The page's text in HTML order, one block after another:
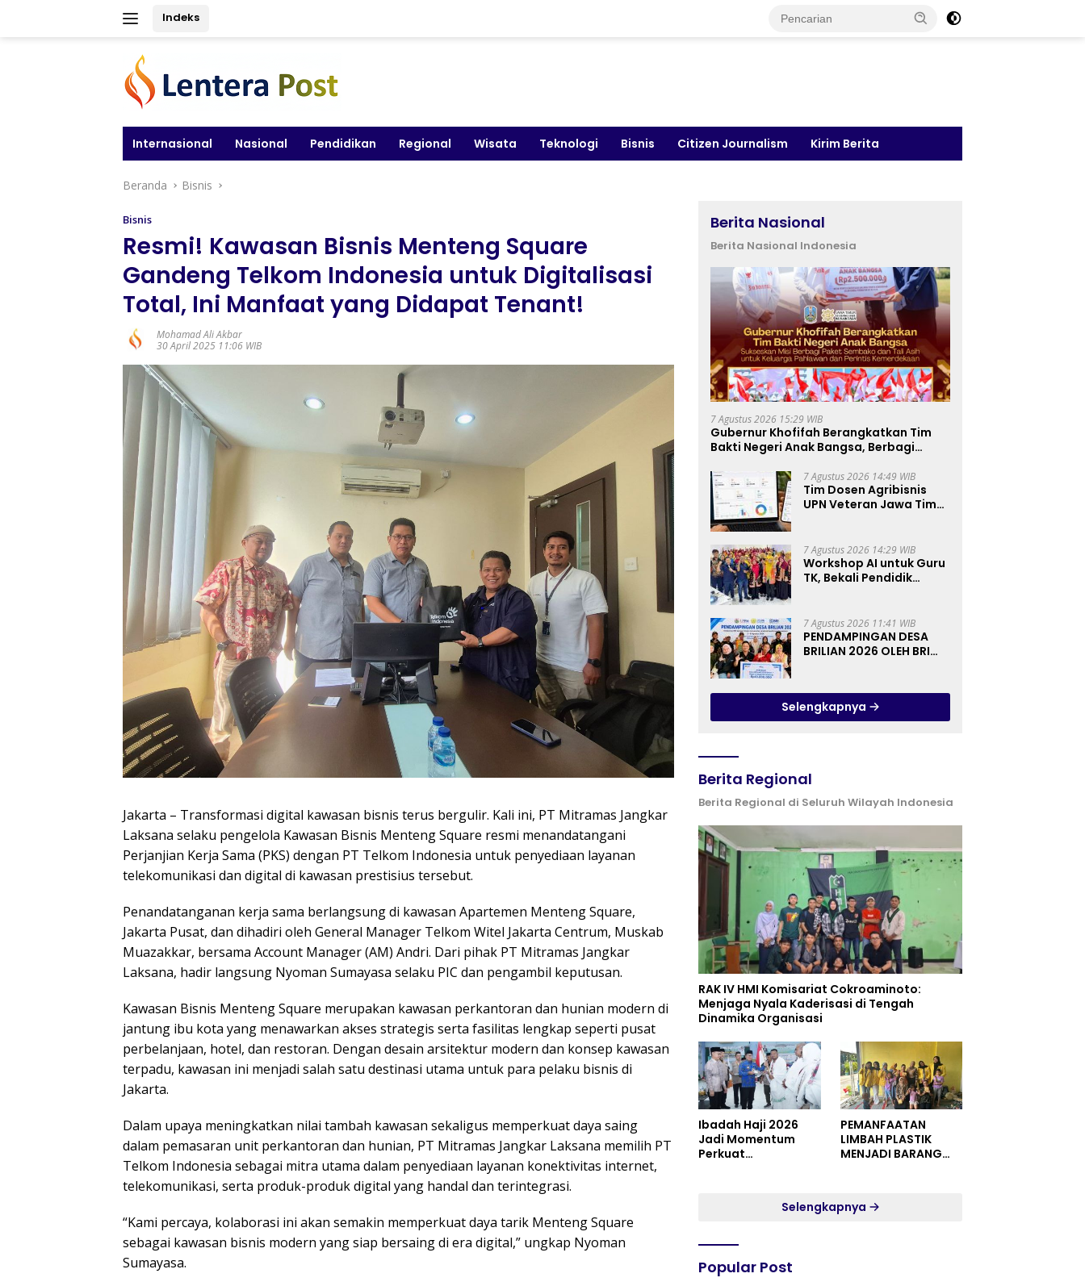
Indeks
Internasional Nasional Pendidikan Regional Wisata Teknologi Bisnis Citizen Journalism Kirim Berita
Beranda Bisnis
Bisnis
Resmi! Kawasan Bisnis Menteng Square
Gandeng Telkom Indonesia untuk Digitalisasi
Total, Ini Manfaat yang Didapat Tenant!
Mohamad Ali Akbar
30 April 2025 11:06 WIB
Jakarta – Transformasi digital kawasan bisnis terus bergulir. Kali ini, PT Mitramas Jangkar
Laksana selaku pengelola Kawasan Bisnis Menteng Square resmi menandatangani
Perjanjian Kerja Sama (PKS) dengan PT Telkom Indonesia untuk penyediaan layanan
telekomunikasi dan digital di kawasan prestisius tersebut.
Penandatanganan kerja sama berlangsung di kawasan Apartemen Menteng Square,
Jakarta Pusat, dan dihadiri oleh General Manager Telkom Witel Jakarta Centrum, Muskab
Muazakkar, bersama Account Manager (AM) Andri. Dari pihak PT Mitramas Jangkar
Laksana, hadir langsung Nyoman Sumayasa selaku PIC dan pengambil keputusan.
Kawasan Bisnis Menteng Square merupakan kawasan perkantoran dan hunian modern di
jantung ibu kota yang menawarkan akses strategis serta fasilitas lengkap seperti pusat
perbelanjaan, hotel, dan restoran. Dengan desain arsitektur modern dan konsep kawasan
terpadu, kawasan ini menjadi salah satu destinasi utama untuk para pelaku bisnis di
Jakarta.
Dalam upaya meningkatkan nilai tambah kawasan sekaligus memperkuat daya saing
dalam pemasaran unit perkantoran dan hunian, PT Mitramas Jangkar Laksana memilih PT
Telkom Indonesia sebagai mitra utama dalam penyediaan layanan konektivitas internet,
telekomunikasi, serta produk-produk digital yang handal dan terintegrasi.
“Kami percaya, kolaborasi ini akan semakin memperkuat daya tarik Menteng Square
sebagai kawasan bisnis modern yang siap bersaing di era digital,” ungkap Nyoman
Sumayasa.
Berita Nasional
Berita Nasional Indonesia
7 Agustus 2026 15:29 WIB
Gubernur Khofifah Berangkatkan Tim
Bakti Negeri Anak Bangsa, Berbagi
dan Perintis Kemerdekaan
7 Agustus 2026 14:49 WIB
Tim Dosen Agribisnis
UPN Veteran Jawa Timur
untuk Kelompok Tani
dan UMKM
7 Agustus 2026 14:29 WIB
Workshop AI untuk Guru
TK, Bekali Pendidik
Membuat Media Ajar
7 Agustus 2026 11:41 WIB
PENDAMPINGAN DESA
BRILIAN 2026 OLEH BRI
JENDERAL SOEDIRMAN
PURWOKERTO
Selengkapnya
Berita Regional
Berita Regional di Seluruh Wilayah Indonesia
RAK IV HMI Komisariat Cokroaminoto:
Menjaga Nyala Kaderisasi di Tengah
Dinamika Organisasi
Ibadah Haji 2026
Jadi Momentum
Perkuat
PEMANFAATAN
LIMBAH PLASTIK
MENJADI BARANG
RESIDENCE
Selengkapnya
Popular Post